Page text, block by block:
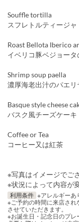
Souffle tortilla
スフレトルティージャ
Roast Bellota Iberico
イベリコ豚ベジョー
Shrimp soup paella
濃厚海老出汁のパエリ
Basque style cheese
バスク風チーズケーキ
Coffee or Tea
コーヒー又は紅茶
※写真はイメージでご
※状況によって内容が
利用条件 ※アレルギーあ
※ご予約の時間に来店され
させていただきます。
※お誕生日・記念日のプレ